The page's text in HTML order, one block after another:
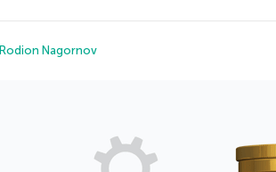
Rodion Nagornov